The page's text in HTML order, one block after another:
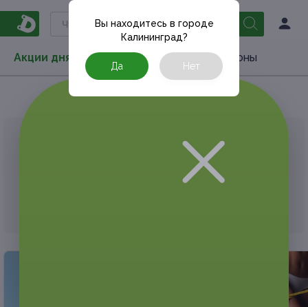
Акции дня Товары Туризм РестоКупоны
Вы находитесь в городе
Калининград?
Да Нет
АКЦИЯ, КОТОРУЮ ВЫ ИСКАЛИ, ЗАВЕРШЕНА.
К сожалению, выгодные акции быстро